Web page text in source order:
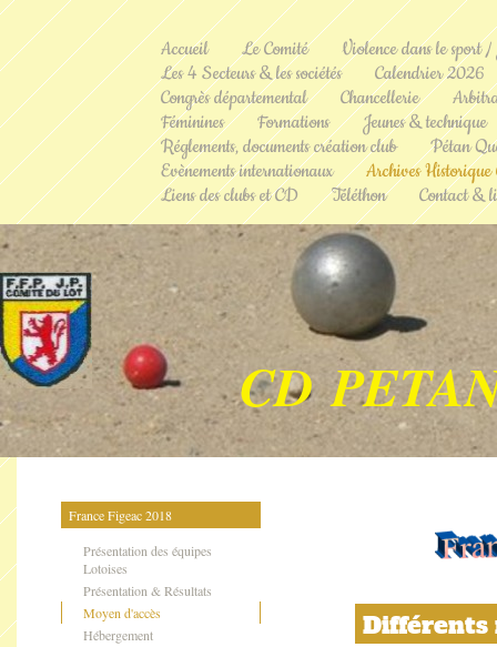
Accueil Le Comité
Violence dans le sport
Les 4 Secteurs & les sociétés
Calendrier 2026
Congrès départemental
Chancellerie
Féminines
Formations
Jeunes & technique
Réglements, documents création club
Pétan
Evènements internationaux
Archives
Liens des clubs et CD
Téléthon Contact &
CD
France Figeac 2018
Présentation des équipes
Lotoises
Présentation & Résultats
Moyen d'accès
Hébergement
Différents